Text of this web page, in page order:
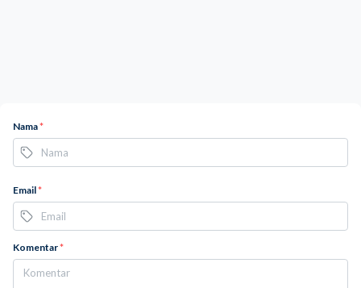
Nama*
Email*
Komentar*